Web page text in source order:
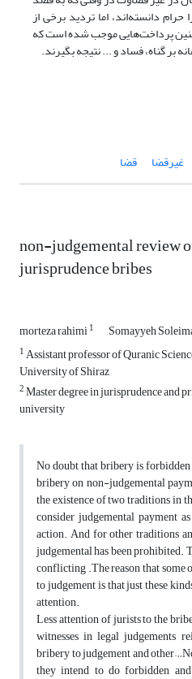
دانسته‌اند، اما تردید برخی از
پرداخت‌هایی موجب شده است که
بر گناه، فساد و ... نتیجه بگیرند.
غیرقضا قضا
non-judgemental review
jurisprudence bribes
morteza rahimi1 Somayyeh
1Assistant professor of Quranic
University of Shiraz
2Master degree in jurisprudence and
university
No doubt that bribery is
bribery on non-judgemental
the existence of two traditions in
consider judgemental payment
action. And for other traditions
judgemental has been prohibited.
conflicting .The reason that
to judgement is that just these
attention.
Less attention of jurists to the
witnesses in legal judgements
bribery to judgement and
they intend to do forbidden